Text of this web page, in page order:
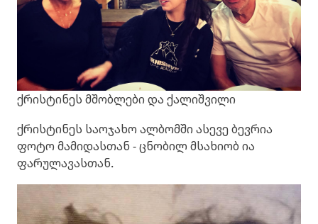
ქრისტინეს მშობლები და ქალიშვილი
ქრისტინეს საოჯახო ალბომში ასევე ბევრია
ფოტო მამიდასთან - ცნობილ მსახიობ ია
ფარულავასთან.